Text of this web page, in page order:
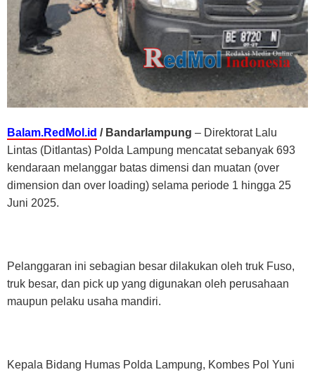
Balam.RedMol.id / Bandarlampung – Direktorat Lalu
Lintas (Ditlantas) Polda Lampung mencatat sebanyak 693
kendaraan melanggar batas dimensi dan muatan (over
dimension dan over loading) selama periode 1 hingga 25
Juni 2025.
Pelanggaran ini sebagian besar dilakukan oleh truk Fuso,
truk besar, dan pick up yang digunakan oleh perusahaan
maupun pelaku usaha mandiri.
Kepala Bidang Humas Polda Lampung, Kombes Pol Yuni